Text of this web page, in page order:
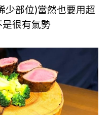
少部位)當然也要用超
很有氣勢